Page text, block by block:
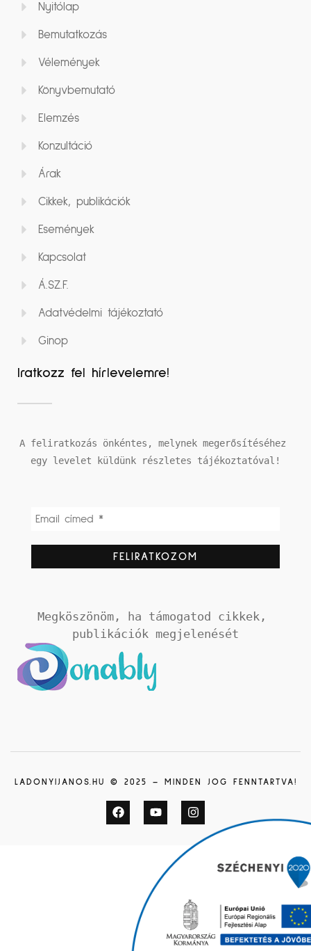
Nyitólap
Bemutatkozás
Vélemények
Könyvbemutató
Elemzés
Konzultáció
Árak
Cikkek, publikációk
Események
Kapcsolat
Á.SZ.F.
Adatvédelmi tájékoztató
Ginop
Iratkozz fel hírlevelemre!
A feliratkozás önkéntes, melynek megerősítéséhez
egy levelet küldünk részletes tájékoztatóval!
Megköszönöm, ha támogatod cikkek,
publikációk megjelenését
LADONYIJANOS.HU © 2025 – MINDEN JOG FENNTARTVA!